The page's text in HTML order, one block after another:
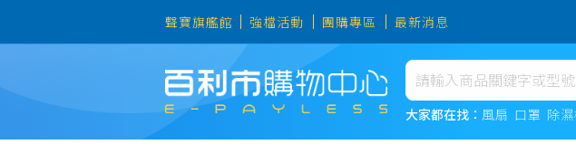
聲寶旗艦館 強檔活動 團購專區 最新消息
大家都在找： 風扇 口罩 除
熱門搜尋
風扇